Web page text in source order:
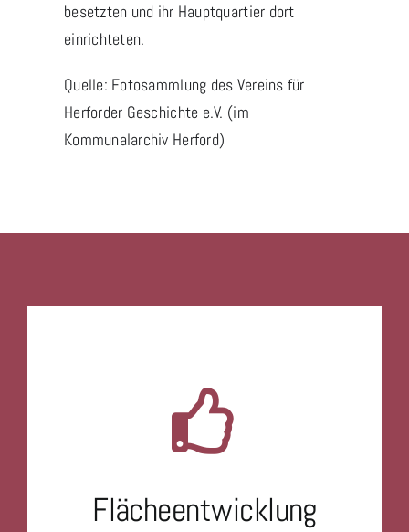
besetzten und ihr Hauptquartier dort
einrichteten.
Quelle: Fotosammlung des Vereins für
Herforder Geschichte e.V. (im
Kommunalarchiv Herford)
Flächeentwicklung